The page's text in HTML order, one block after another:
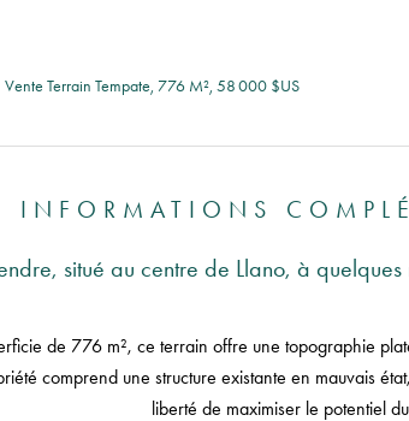
Vente Terrain Tempate, 776 M², 58 000 $US
INFORMATIONS
situé au centre de Llano, à
de 776 m², ce terrain offre une topographie
comprend une structure existante en mauvais
liberté de maximiser le potentiel